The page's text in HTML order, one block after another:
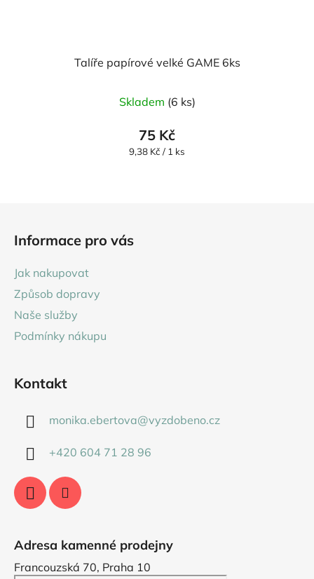
Talíře papírové velké GAME 6ks
Skladem (6 ks)
75 Kč
Měrná
9,38 Kč / 1 ks
Informace pro vás
Jak nakupovat
Způsob dopravy
Naše služby
Podmínky nákupu
Kontakt
monika.ebertova@vyzdobeno.cz
+420 604 71 28 96
Adresa kamenné prodejny
Francouzská 70, Praha 10